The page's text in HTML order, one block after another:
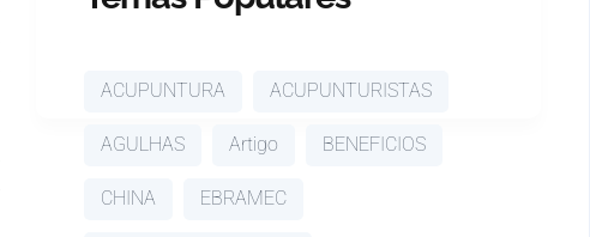
ACUPUNTURA ACUPUNTURISTAS
AGULHAS Artigo BENEFICIOS
CHINA EBRAMEC